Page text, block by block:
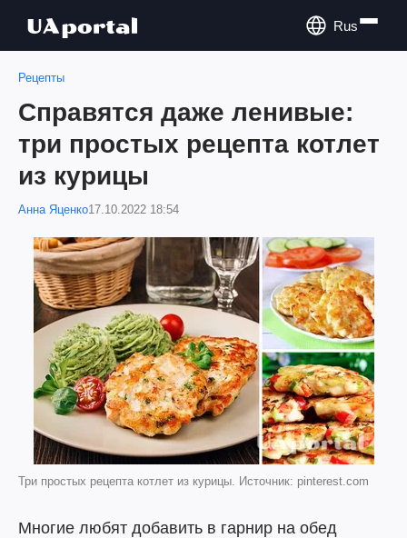
Rus
Рецепты
Справятся даже ленивые:
три простых рецепта котлет
из курицы
Анна Яценко17.10.2022 18:54
Три простых рецепта котлет из курицы. Источник: pinterest.com
Многие любят добавить в гарнир на обед